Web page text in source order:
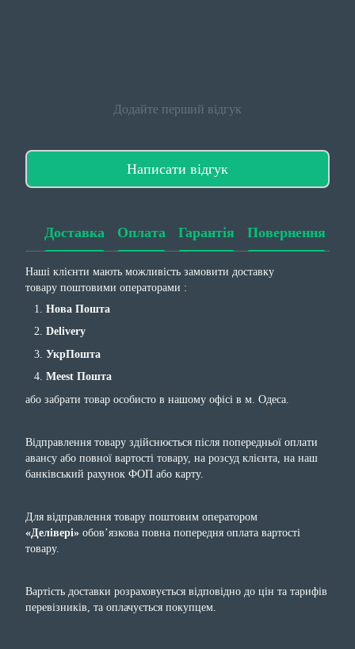
Додайте перший відгук
Написати відгук
Доставка Оплата Гарантія Повернення
Наші клієнти мають можливість замовити доставку
товару поштовими операторами :
Нова Пошта
Delivery
УкрПошта
Meest Пошта
або забрати товар особисто в нашому офісі в м. Одеса.
Відправлення товару здійснюється після попередньої оплати
авансу або повної вартості товару, на розсуд клієнта, на наш
банківський рахунок ФОП або карту.
Для відправлення товару поштовим оператором
«Делівері» обов’язкова повна попередня оплата вартості
товару.
Вартість доставки розраховується відповідно до цін та тарифів
перевізників, та оплачується покупцем.